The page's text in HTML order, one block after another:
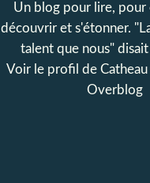
Un blog pour lire, pour
découvrir et s'étonner.
talent que nous"
Voir le profil de Catheau
Overblog